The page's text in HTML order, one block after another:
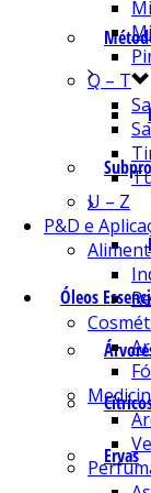
Óleos
Ervas
Q – T
U – Z
P&D e